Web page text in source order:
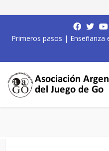
Primeros pasos | Enseñanza